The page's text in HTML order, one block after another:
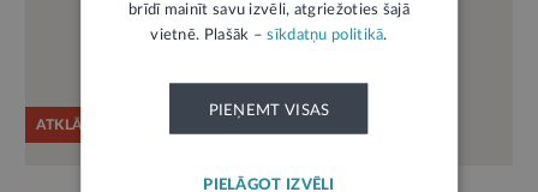
ATKLĀTĀ VĒSTULE
brīdī mainīt savu izvēli, atgriežoties šajā
vietnē. Plašāk –sīkdatņu politikā.
PIEŅEMT VISAS
PIELĀGOT IZVĒLI